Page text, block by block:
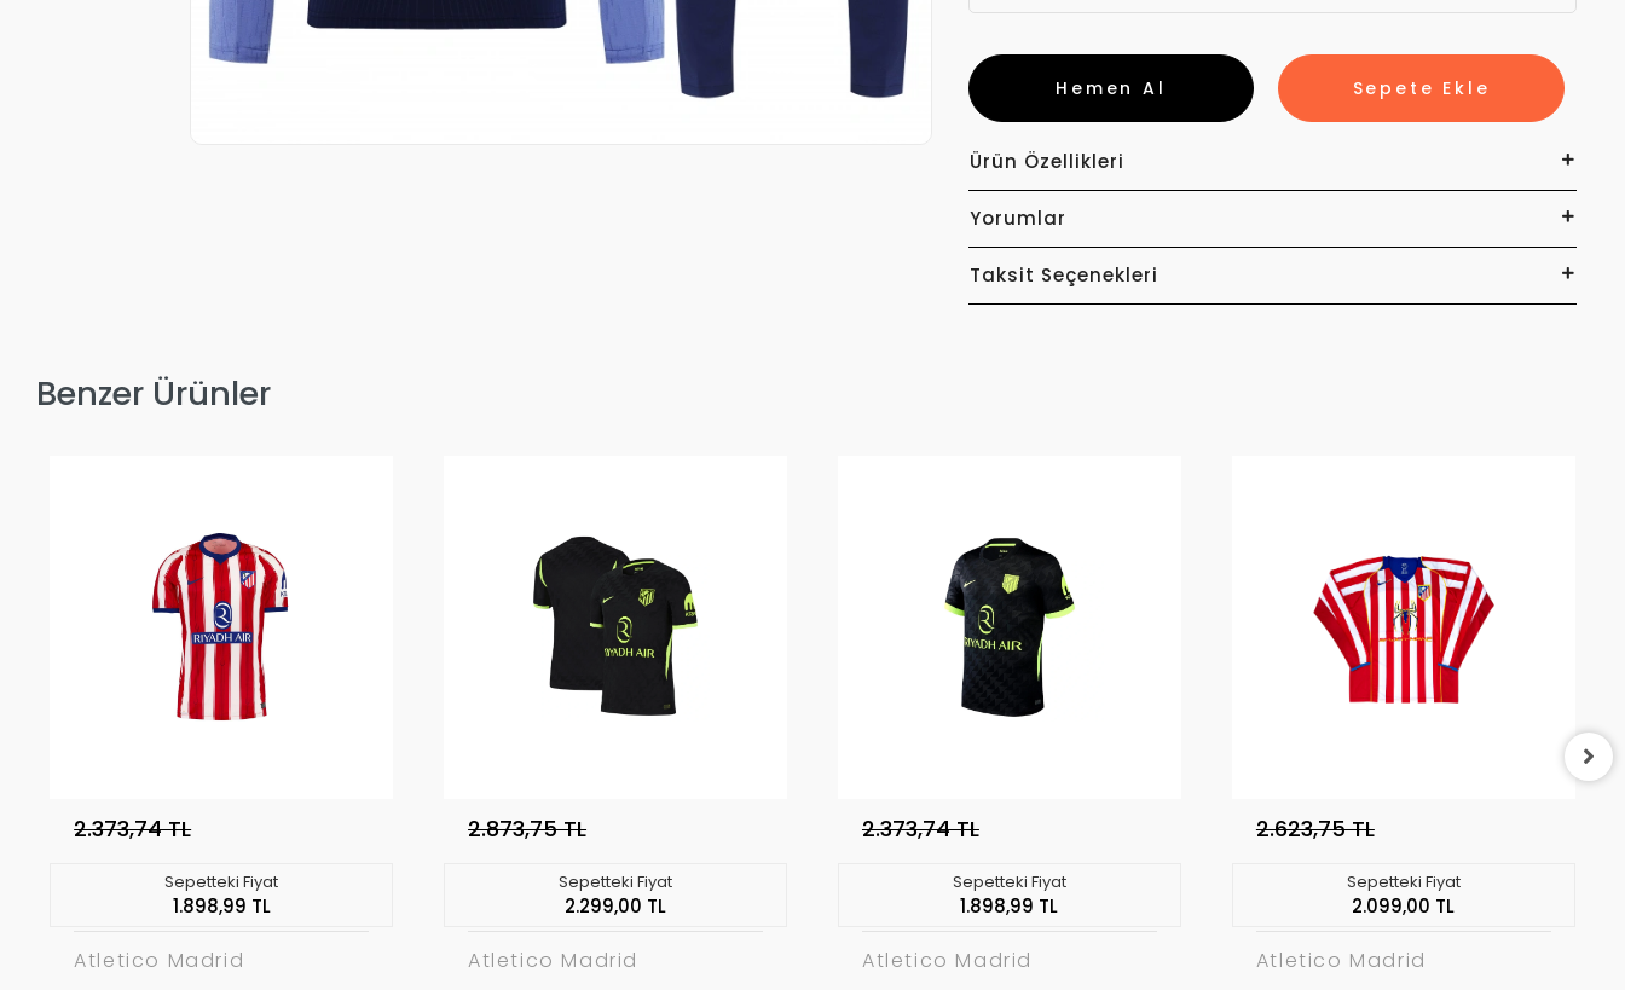
Sepete Ekle
Hemen Al
Ürün Özellikleri
Yorumlar
Taksit Seçenekleri
Benzer Ürünler
2.373,74 TL
Sepetteki Fiyat
1.898,99 TL
Atletico Madrid
2.873,75 TL
Sepetteki Fiyat
2.299,00 TL
Atletico Madrid
2.373,74 TL
Sepetteki Fiyat
1.898,99 TL
Atletico Madrid
2.623,75 TL
Sepetteki Fiyat
2.099,00 TL
Atletico Madrid